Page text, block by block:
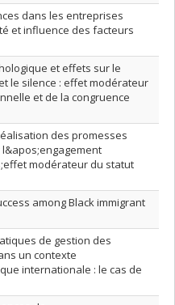
dans les entreprises
et influence des facteurs
et effets sur le
le silence : effet modérateur
et de la congruence
des promesses
modérateur du statut
among Black immigrant
de gestion des
un contexte
internationale : le cas de